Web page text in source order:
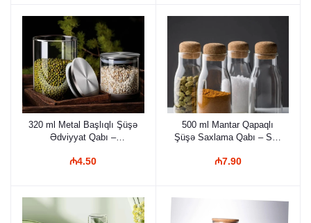
320 ml Metal Başlıqlı Şüşə
Ədviyyat Qabı –
Modern Saxlama Qabı
₼4.50
500 ml Mantar Qapaqlı
Şüşə Saxlama Qabı – Süd
Ekoloji Ədviyyat Qabı
₼7.90